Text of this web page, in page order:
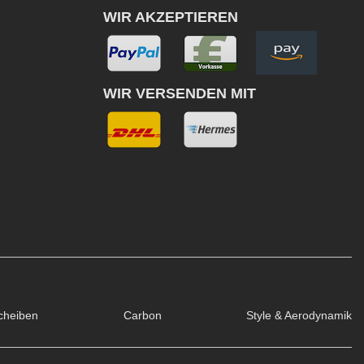
WIR AKZEPTIEREN
WIR VERSENDEN MIT
Carbon Style & Aerodynamik